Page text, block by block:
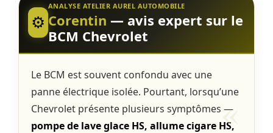
⚙️
ANALYSE ATELIER AUREL AUTOMOBILE
Corentin — avis expert sur le
BCM Chevrolet
Le BCM est souvent confondu avec une
panne électrique isolée. Pourtant, lorsqu’une
Chevrolet présente plusieurs symptômes —
pompe de lave glace HS, allume cigare HS,